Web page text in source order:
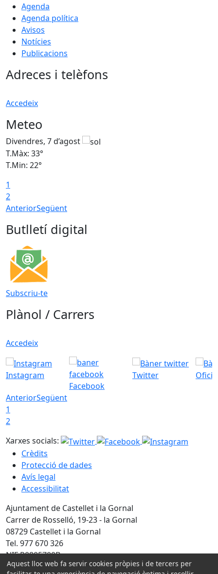
Agenda
Agenda política
Avisos
Notícies
Publicacions
Adreces i telèfons
Accedeix
Meteo
Divendres, 7 d’agost
T.Màx: 33°
T.Min: 22°
1
2
AnteriorSegüent
Butlletí digital
Subscriu-te
Plànol / Carrers
Accedeix
Instagram
Facebook
Twitter
AnteriorSegüent
1
2
Xarxes socials:
Crèdits
Protecció de dades
Avís legal
Accessibilitat
Ajuntament de Castellet i la Gornal
Carrer de Rosselló, 19-23 - la Gornal
08729 Castellet i la Gornal
Tel. 977 670 326
NIF P0805700B
Aquest lloc web fa servir cookies pròpies i de tercers per